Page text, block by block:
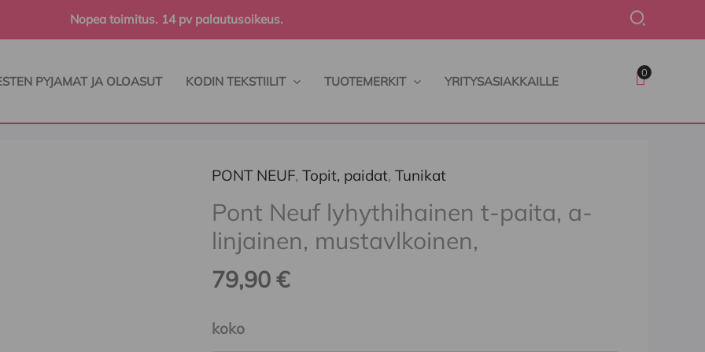
Nopea toimitus. 14 pv palautusoikeus. Hae
PYJAMAT JA OLOASUT KODIN TEKSTIILIT TUOTEMERKIT YRITYSASIAKKAILLE
0
PONT NEUF,Topit, paidat,Tunikat
Pont Neuf lyhythihainen t-paita, a-
linjainen, mustavlkoinen,
79,90€
koko
Pont
Neuf lyhythihainen
t-
paita,
a-
mustavlkoinen,